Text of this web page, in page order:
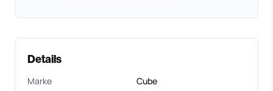
Details
Marke
Cube